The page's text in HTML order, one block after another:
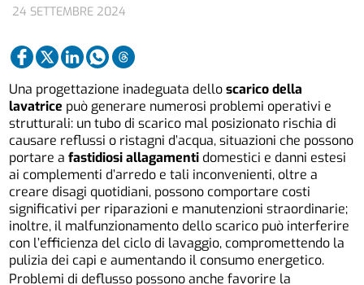
24 SETTEMBRE 2024
Una progettazione inadeguata delloscarico della
lavatrice può generare numerosi problemi operativi e
strutturali: un tubo di scarico mal posizionato rischia di
causare reflussi o ristagni d’acqua, situazioni che possono
portare afastidiosi allagamenti domestici e danni estesi
ai complementi d’arredo e tali inconvenienti, oltre a
creare disagi quotidiani, possono comportare costi
significativi per riparazioni e manutenzioni straordinarie;
inoltre, il malfunzionamento dello scarico può interferire
con l’efficienza del ciclo di lavaggio, compromettendo la
pulizia dei capi e aumentando il consumo energetico.
Problemi di deflusso possono anche favorire la